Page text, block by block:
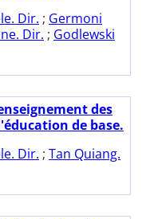
Dir. ; Germoni
Dir. ; Godlewski
des
de base.
Dir. ; Tan Quiang.